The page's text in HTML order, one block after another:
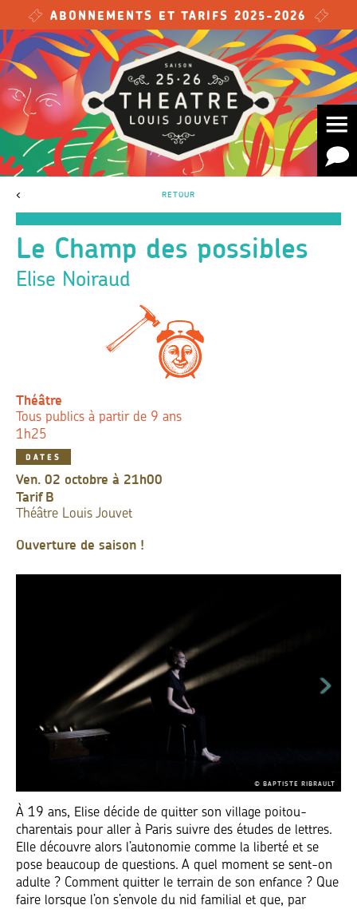
Skip to main content
ABONNEMENTS ET TARIFS 2025-2026
< RETOUR
Le Champ des possibles
Elise Noiraud
Théâtre
Tous publics à partir de 9 ans
1h25
DATES
ven. 02 octobre à 21h00
TarifB
Théâtre Louis Jouvet
Ouverture de saison !
© BAPTISTE RIBRAULT
À 19 ans, Elise décide de quitter son village poitou-
charentais pour aller à Paris suivre des études de lettres.
Elle découvre alors l’autonomie comme la liberté et se
pose beaucoup de questions. A quel moment se sent-on
adulte ? Comment quitter le terrain de son enfance ? Que
faire lorsque l’on s’envole du nid familial et que, par